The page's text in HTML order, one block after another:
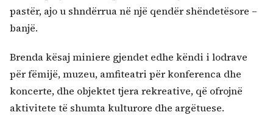
pastër, ajo u shndërrua në një qendër shëndetësore –
banjë.
Brenda kësaj miniere gjendet edhe këndi i lodrave
për fëmijë, muzeu, amfiteatri për konferenca dhe
koncerte, dhe objektet tjera rekreative, që ofrojnë
aktivitete të shumta kulturore dhe argëtuese.